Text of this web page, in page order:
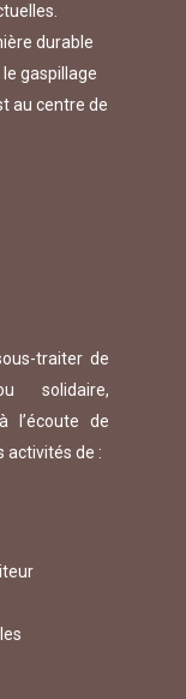
durable
gaspillage
au centre de
traiter de
solidaire,
l’écoute de
activités de :